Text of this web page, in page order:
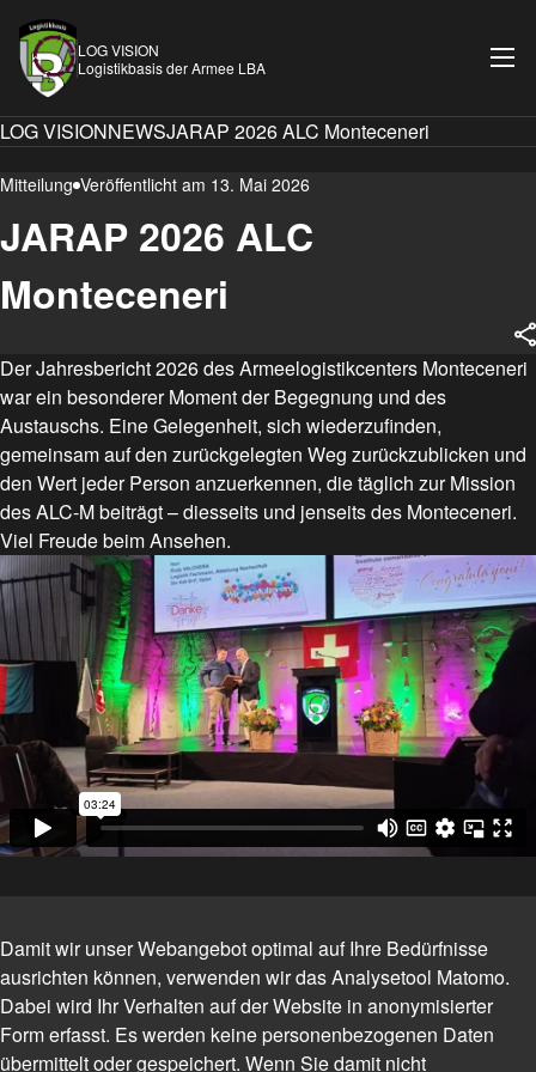
LOG VISION
Logistikbasis der Armee LBA
LOG VISIONNEWSJARAP 2026 ALC Monteceneri
Mitteilung Veröffentlicht am 13. Mai 2026
JARAP 2026 ALC
Monteceneri
Der Jahresbericht 2026 des Armeelogistikcenters Monteceneri
war ein besonderer Moment der Begegnung und des
Austauschs. Eine Gelegenheit, sich wiederzufinden,
gemeinsam auf den zurückgelegten Weg zurückzublicken und
den Wert jeder Person anzuerkennen, die täglich zur Mission
des ALC-M beiträgt – diesseits und jenseits des Monteceneri.
Viel Freude beim Ansehen.
Damit wir unser Webangebot optimal auf Ihre Bedürfnisse
ausrichten können, verwenden wir das Analysetool Matomo.
Dabei wird Ihr Verhalten auf der Website in anonymisierter
Form erfasst. Es werden keine personenbezogenen Daten
übermittelt oder gespeichert. Wenn Sie damit nicht